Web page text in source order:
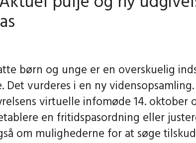
børn og unge er en overskuelig
Det vurderes i en ny vidensopsamling.
virtuelle infomøde 14. oktober
en fritidspasordning eller
om mulighederne for at søge